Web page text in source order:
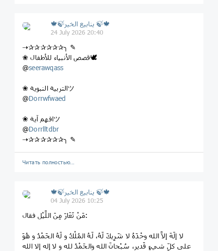
🍁🍃ينابيع الخير 🍃🍁
24 July 2026 20:40
⇢✰✰✰✰✰✰╮ ✎
❀ قصص الأنبياء للأطفال🕊
‏@seerawqass
❀ التربية النبويةツ
@Dorrwfwaed
❀ افهم آيةツ
@Dorrlltdbr
⇢✰✰✰✰✰✰╮ ✎
Читать полностью…
🍁🍃ينابيع الخير 🍃🍁
04 July 2026 10:25
مَنْ تَعَارَ مِنَ اللَّيْل فقال:
لا إلَهَ إلاَّ الله وحْدَهُ لا شَرِيكَ لَهُ، لَهُ المُلْكُ و لَهُ الحَمْدُ و هُوَ
على كلِّ شيءٍ قَدير، سُبْحانَ الله والحَمْدُ لله و لا إله إلا الله